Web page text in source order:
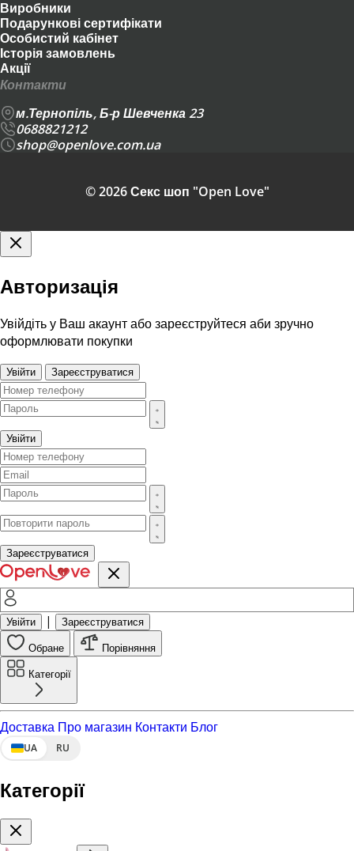
Виробники
Подарункові сертифікати
Особистий кабінет
Історія замовлень
Акції
Контакти
м.Тернопіль, Б-р Шевченка 23
0688821212
shop@openlove.com.ua
© 2026 Секс шоп "Open Love"
Авторизація
Увійдіть у Ваш акаунт або зареєструйтеся аби зручно
оформлювати покупки
Увійти Зареєструватися
Увійти
Зареєструватися
Увійти | Зареєструватися
Обране Порівняння
Категорії
Доставка Про магазин Контакти Блог
UA RU
Категорії